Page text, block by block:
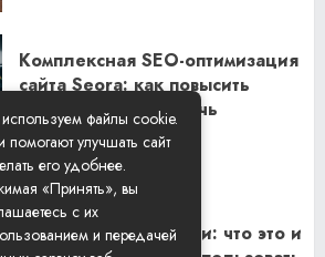
Комплексная SEO-оптимизация
сайта Seora: как повысить
видимость и привлечь
клиентов
06.02.2026
Резидентские прокси: что это и
файлы cookie.
помогают улучшать сайт
его удобнее.
«Принять», вы
с их
и передачей